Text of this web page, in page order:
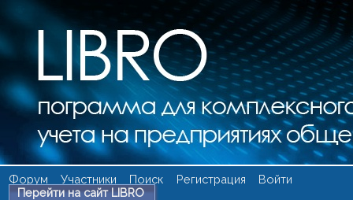
Форум Участники Поиск Регистрация
Войти
Перейти на сайт LIBRO